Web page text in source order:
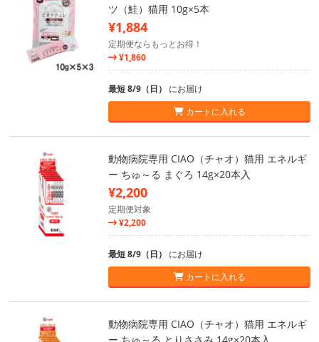
ツ（鮭）猫用 10g×5本
¥1,884
定期便ならもっとお得！
¥1,860
最短 8/9（日） にお届け
カートに入れる
動物病院専用 CIAO（チャオ）猫用 エネルギ
ー ちゅ～る まぐろ 14g×20本入
¥2,200
定期便対象
¥2,200
最短 8/9（日） にお届け
カートに入れる
動物病院専用 CIAO（チャオ）猫用 エネルギ